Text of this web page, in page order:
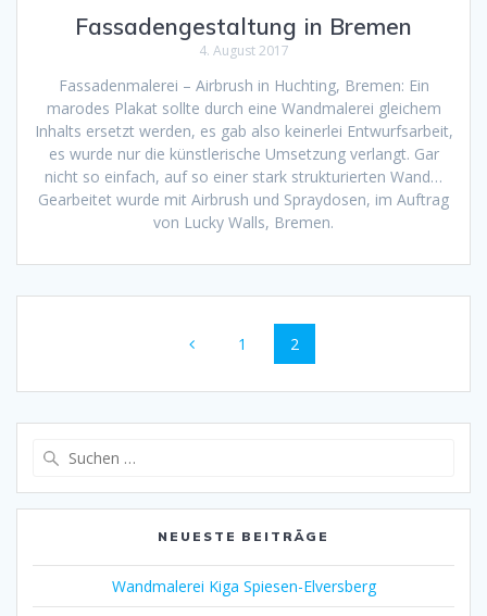
Fassadengestaltung in Bremen
4. August 2017
Fassadenmalerei – Airbrush in Huchting, Bremen: Ein
marodes Plakat sollte durch eine Wandmalerei gleichem
Inhalts ersetzt werden, es gab also keinerlei Entwurfsarbeit,
es wurde nur die künstlerische Umsetzung verlangt. Gar
nicht so einfach, auf so einer stark strukturierten Wand…
Gearbeitet wurde mit Airbrush und Spraydosen, im Auftrag
von Lucky Walls, Bremen.
Beitragsnavigation
Seite
1 Seite
2
NEUESTE BEITRÄGE
Wandmalerei Kiga Spiesen-Elversberg